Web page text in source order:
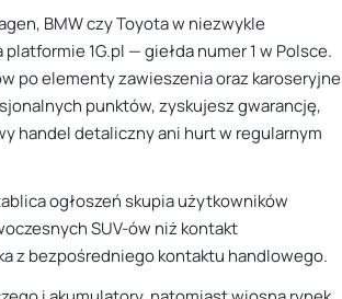
BMW czy Toyota w niezwykle
1G.pl — giełda numer 1 w Polsce.
po elementy zawieszenia oraz karoseryjne
punktów, zyskujesz gwarancję,
handel detaliczny ani hurt w regularnym
ogłoszeń skupia użytkowników
SUV-ów niż kontakt
z bezpośredniego kontaktu handlowego.